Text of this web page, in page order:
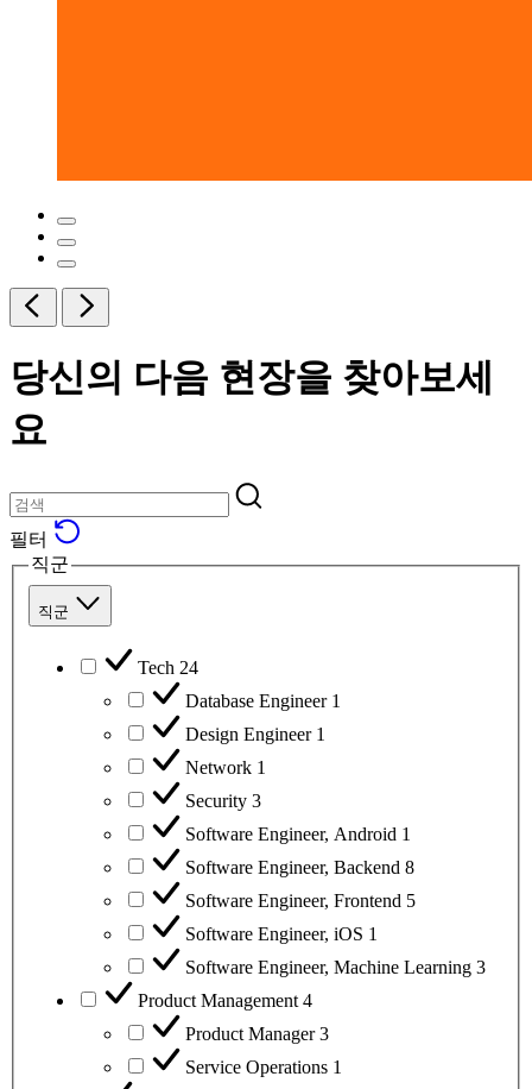
당신의 다음 현장을 찾아보세
요
필터
직군
직군
Tech 24
Database Engineer 1
Design Engineer 1
Network 1
Security 3
Software Engineer, Android 1
Software Engineer, Backend 8
Software Engineer, Frontend 5
Software Engineer, iOS 1
Software Engineer, Machine Learning 3
Product Management 4
Product Manager3
Service Operations 1